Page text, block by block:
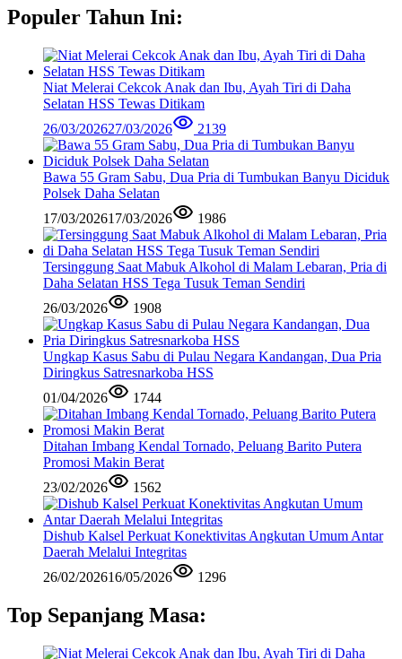
Populer Tahun Ini:
Niat Melerai Cekcok Anak dan Ibu, Ayah Tiri di Daha
Selatan HSS Tewas Ditikam
26/03/202627/03/2026 2139
Bawa 55 Gram Sabu, Dua Pria di Tumbukan Banyu Diciduk
Polsek Daha Selatan
17/03/202617/03/2026 1986
Tersinggung Saat Mabuk Alkohol di Malam Lebaran, Pria di
Daha Selatan HSS Tega Tusuk Teman Sendiri
26/03/2026
1908
Ungkap Kasus Sabu di Pulau Negara Kandangan, Dua Pria
Diringkus Satresnarkoba HSS
01/04/2026
1744
Ditahan Imbang Kendal Tornado, Peluang Barito Putera
Promosi Makin Berat
23/02/2026
1562
Dishub Kalsel Perkuat Konektivitas Angkutan Umum Antar
Daerah Melalui Integritas
26/02/202616/05/2026 1296
Top Sepanjang Masa: